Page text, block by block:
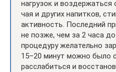
нагрузок и воздержаться
чая и других напитков,
активность. Последний
не позже, чем за 2 часа
процедуру желательно
15–20 минут можно было
расслабиться и